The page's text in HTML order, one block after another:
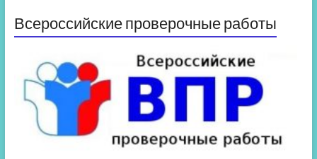
Всероссийские проверочные работы